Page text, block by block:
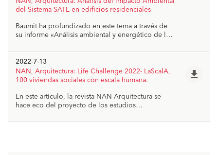
Concurso de Arquitectura Baumit Life Challenge
del Sistema SATE en edificios residenciales
Baumit ha profundizado en este tema a través de
su informe «Análisis ambiental y energético de la
Baumit», explorando los datos y hallazgos
obtenidos a partir de un estudio detallado del
impacto ambiental, basándose en datos reales de
sus DAPs y la eficacia del SATE en el contexto
2022-7-13
NAN, Arquitectura: Life Challenge 2022- LaScalA,
100 viviendas sociales con escala humana.
En este artículo, la revista NAN Arquitectura se
hace eco del proyecto de los estudios
internacional Baumit Life Challenge 2022 en la
file_download